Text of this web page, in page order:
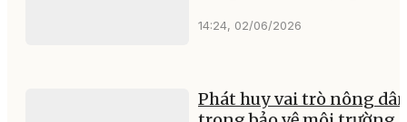
14:24, 02/06/2026
Phát huy vai trò nông